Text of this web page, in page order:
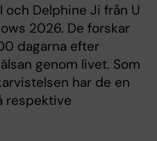
och Delphine Ji från U
2026. De forskar
dagarna efter
genom livet. Som
har de en
respektive